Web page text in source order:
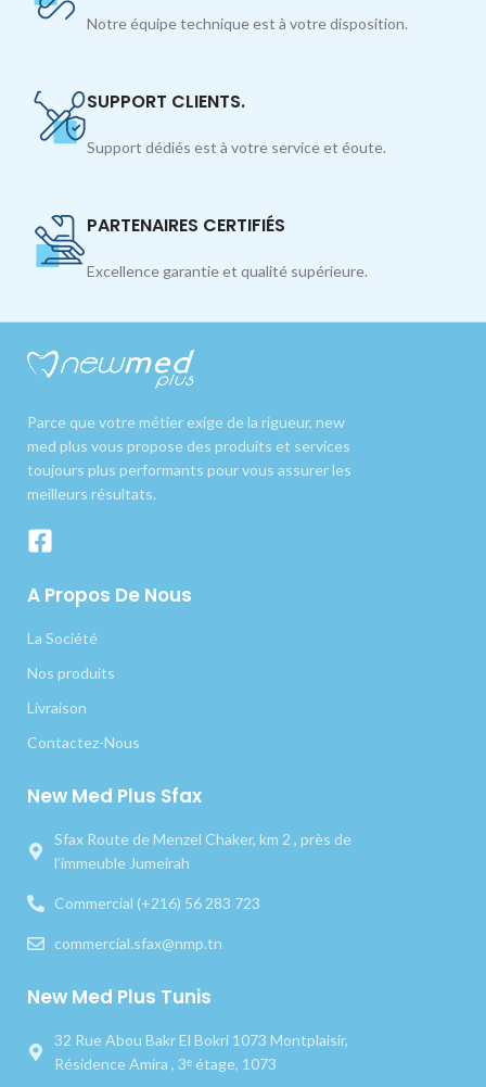
Notre équipe technique est à votre disposition.
SUPPORT CLIENTS.
Support dédiés est à votre service et éoute.
PARTENAIRES CERTIFIÉS
Excellence garantie et qualité supérieure.
Parce que votre métier exige de la rigueur, new
med plus vous propose des produits et services
toujours plus performants pour vous assurer les
meilleurs résultats.
A Propos De Nous
La Société
Nos produits
Livraison
Contactez-Nous
New Med Plus Sfax
Sfax Route de Menzel Chaker, km 2 , près de
l’immeuble Jumeirah
Commercial (+216) 56 283 723
commercial.sfax@nmp.tn
New Med Plus Tunis
32 Rue Abou Bakr El Bokri 1073 Montplaisir,
Résidence Amira , 3ᵉ étage, 1073